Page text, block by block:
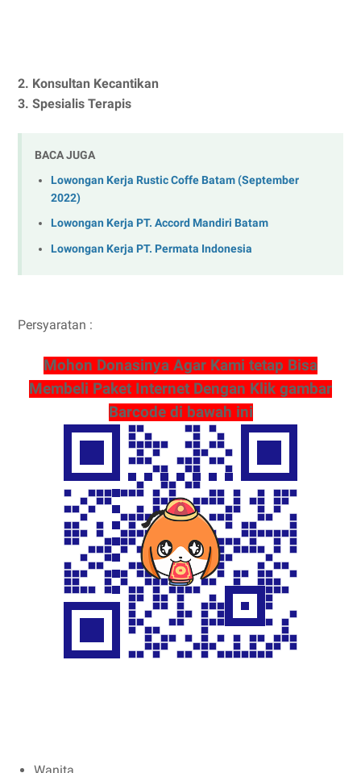
2. Konsultan Kecantikan
3. Spesialis Terapis
BACA JUGA
Lowongan Kerja Rustic Coffe Batam (September
2022)
Lowongan Kerja PT. Accord Mandiri Batam
Lowongan Kerja PT. Permata Indonesia
Persyaratan :
Mohon Donasinya Agar Kami tetap Bisa
Membeli Paket Internet Dengan Klik gambar
Barcode di bawah ini
Wanita